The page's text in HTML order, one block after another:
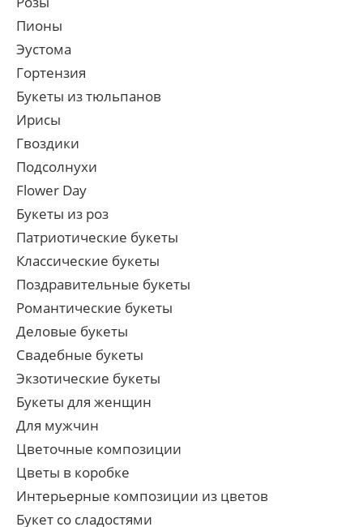
Пионы
Эустома
Гортензия
Букеты из тюльпанов
Ирисы
Гвоздики
Подсолнухи
Flower Day
Букеты из роз
Патриотические букеты
Классические букеты
Поздравительные букеты
Романтические букеты
Деловые букеты
Свадебные букеты
Экзотические букеты
Букеты для женщин
Для мужчин
Цветочные композиции
Цветы в коробке
Интерьерные композиции из цветов
Букет со сладостями